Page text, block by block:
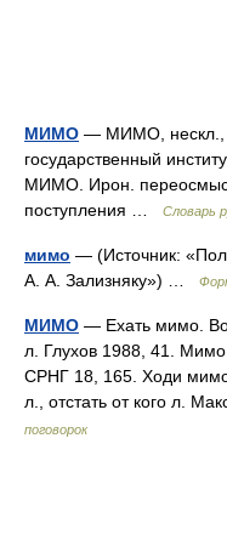
МИМО — МИМО, нескл.,
государственный
МИМО. Ирон.
поступления …
Словарь
мимо — (Источник:
А. А. Зализняку») …
МИМО — Ехать мимо.
л. Глухов 1988, 41.
СРНГ 18, 165. Ходи
л., отстать от кого л.
поговорок